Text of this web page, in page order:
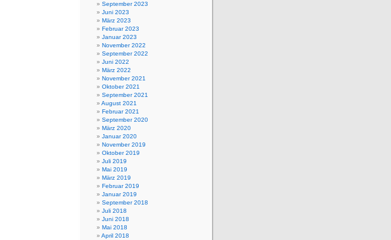
September 2023
Juni 2023
März 2023
Februar 2023
Januar 2023
November 2022
September 2022
Juni 2022
März 2022
November 2021
Oktober 2021
September 2021
August 2021
Februar 2021
September 2020
März 2020
Januar 2020
November 2019
Oktober 2019
Juli 2019
Mai 2019
März 2019
Februar 2019
Januar 2019
September 2018
Juli 2018
Juni 2018
Mai 2018
April 2018